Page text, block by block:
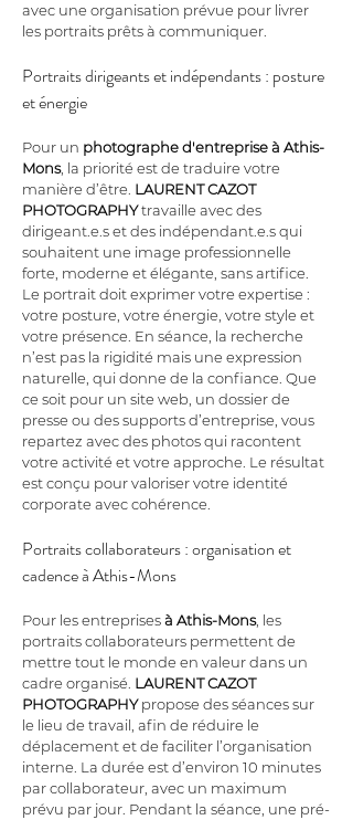
avec une organisation prévue pour livrer
les portraits prêts à communiquer.
Portraits dirigeants et indépendants : posture
et énergie
Pour un photographe d'entreprise à Athis-
Mons, la priorité est de traduire votre
manière d’être. LAURENT CAZOT
PHOTOGRAPHY travaille avec des
dirigeant.e.s et des indépendant.e.s qui
souhaitent une image professionnelle
forte, moderne et élégante, sans artifice.
Le portrait doit exprimer votre expertise :
votre posture, votre énergie, votre style et
votre présence. En séance, la recherche
n’est pas la rigidité mais une expression
naturelle, qui donne de la confiance. Que
ce soit pour un site web, un dossier de
presse ou des supports d’entreprise, vous
repartez avec des photos qui racontent
votre activité et votre approche. Le résultat
est conçu pour valoriser votre identité
corporate avec cohérence.
Portraits collaborateurs : organisation et
cadence à Athis-Mons
Pour les entreprises à Athis-Mons, les
portraits collaborateurs permettent de
mettre tout le monde en valeur dans un
cadre organisé. LAURENT CAZOT
PHOTOGRAPHY propose des séances sur
le lieu de travail, afin de réduire le
déplacement et de faciliter l’organisation
interne. La durée est d’environ 10 minutes
par collaborateur, avec un maximum
prévu par jour. Pendant la séance, une pré-